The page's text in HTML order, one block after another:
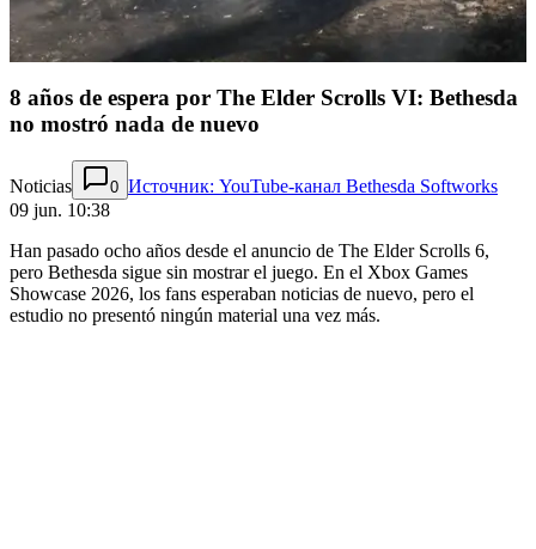
8 años de espera por The Elder Scrolls VI: Bethesda
no mostró nada de nuevo
Noticias 0 Источник: YouTube-канал Bethesda Softworks
09 jun. 10:38
Han pasado ocho años desde el anuncio de The Elder Scrolls 6,
pero Bethesda sigue sin mostrar el juego. En el Xbox Games
Showcase 2026, los fans esperaban noticias de nuevo, pero el
estudio no presentó ningún material una vez más.